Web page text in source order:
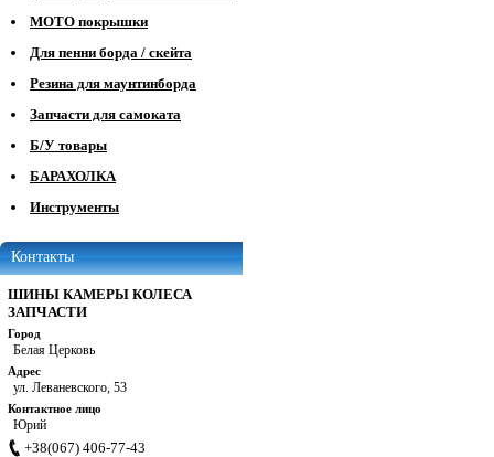
МОТО покрышки
Для пенни борда / скейта
Резина для маунтинборда
Запчасти для самоката
Б/У товары
БАРАХОЛКА
Инструменты
Контакты
ШИНЫ КАМЕРЫ КОЛЕСА
ЗАПЧАСТИ
Город
Белая Церковь
Адрес
ул. Леваневского, 53
Контактное лицо
Юрий
+38(067) 406-77-43